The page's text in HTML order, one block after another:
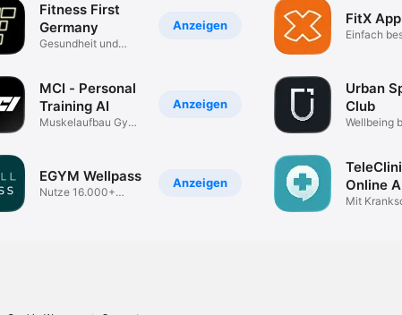
Anzeigen
Fitness First
Germany
Gesundheit und
Anzeigen
MCI - Personal
Training AI
Muskelaufbau Gym
Anzeigen
EGYM Wellpass
Nutze 16.000+
FitX App
Einfach
Urban
Club
Wellbeing
Online
Mit